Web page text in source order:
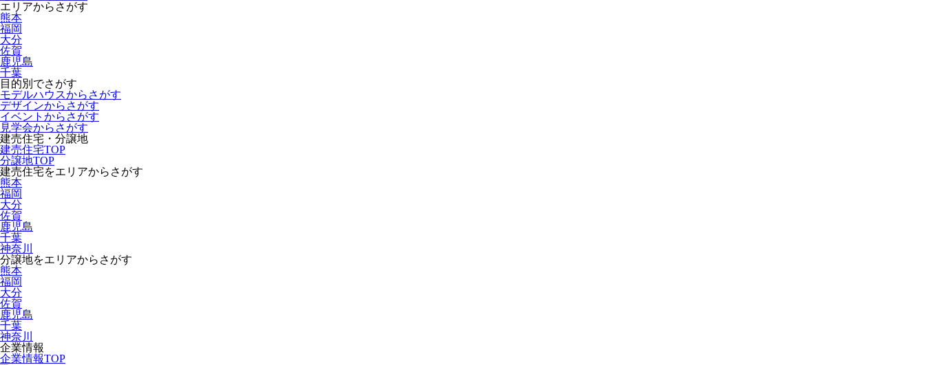
エリアからさがす
熊本
福岡
大分
佐賀
鹿児島
千葉
目的別でさがす
モデルハウスからさがす
デザインからさがす
イベントからさがす
見学会からさがす
建売住宅・分譲地
建売住宅TOP
分譲地TOP
建売住宅をエリアからさがす
熊本
福岡
大分
佐賀
鹿児島
千葉
神奈川
分譲地をエリアからさがす
熊本
福岡
大分
佐賀
鹿児島
千葉
神奈川
企業情報
企業情報TOP